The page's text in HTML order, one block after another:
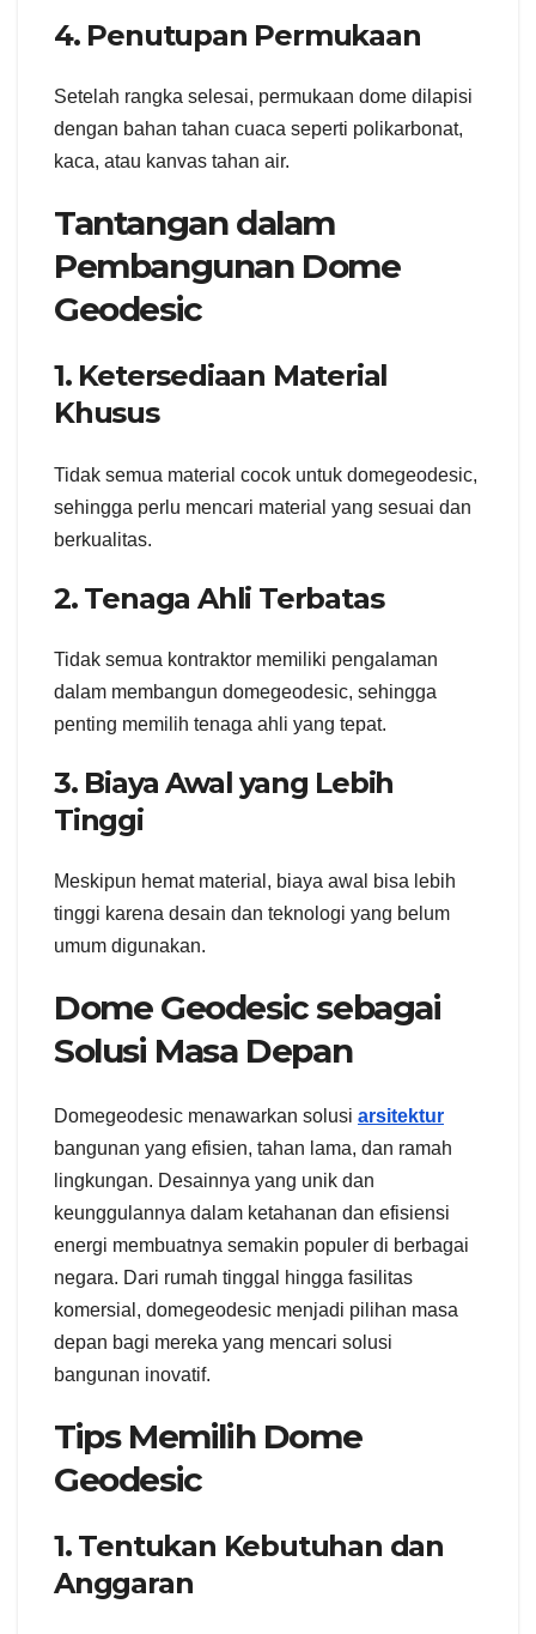
4. Penutupan Permukaan
Setelah rangka selesai, permukaan dome dilapisi
dengan bahan tahan cuaca seperti polikarbonat,
kaca, atau kanvas tahan air.
Tantangan dalam
Pembangunan Dome
Geodesic
1. Ketersediaan Material
Khusus
Tidak semua material cocok untuk domegeodesic,
sehingga perlu mencari material yang sesuai dan
berkualitas.
2. Tenaga Ahli Terbatas
Tidak semua kontraktor memiliki pengalaman
dalam membangun domegeodesic, sehingga
penting memilih tenaga ahli yang tepat.
3. Biaya Awal yang Lebih
Tinggi
Meskipun hemat material, biaya awal bisa lebih
tinggi karena desain dan teknologi yang belum
umum digunakan.
Dome Geodesic sebagai
Solusi Masa Depan
Domegeodesic menawarkan solusi arsitektur
bangunan yang efisien, tahan lama, dan ramah
lingkungan. Desainnya yang unik dan
keunggulannya dalam ketahanan dan efisiensi
energi membuatnya semakin populer di berbagai
negara. Dari rumah tinggal hingga fasilitas
komersial, domegeodesic menjadi pilihan masa
depan bagi mereka yang mencari solusi
bangunan inovatif.
Tips Memilih Dome
Geodesic
1. Tentukan Kebutuhan dan
Anggaran